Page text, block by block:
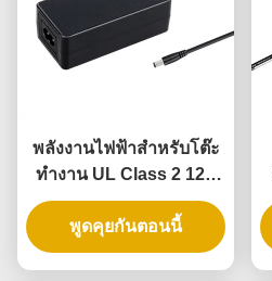
พลังงานไฟฟ้าสําหรับโต๊ะ
ทํางาน UL Class 2 12V
5A พร้อมรับประกัน 3 ปี
และสอดคล้องกับ DOE VI
พูดคุยกันตอนนี้